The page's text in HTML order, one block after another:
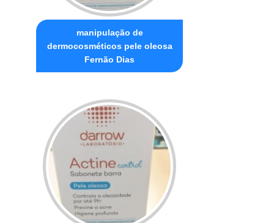
manipulação de
dermocosméticos pele oleosa
Fernão Dias